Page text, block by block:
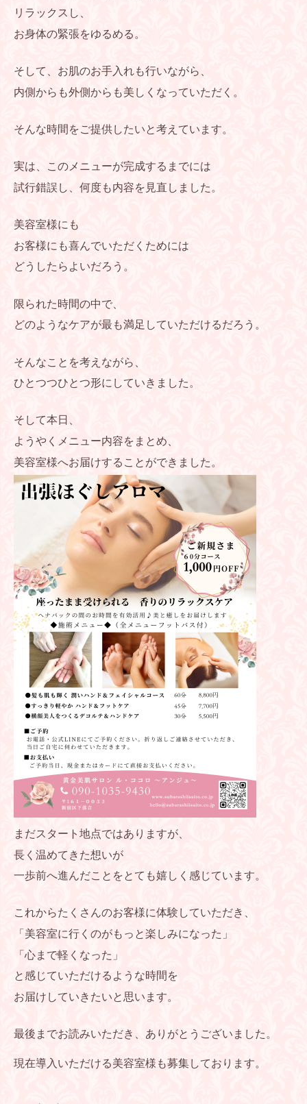
リラックスし、
お身体の緊張をゆるめる。
そして、お肌のお手入れも行いながら、
内側からも外側からも美しくなっていただく。
そんな時間をご提供したいと考えています。
実は、このメニューが完成するまでには
試行錯誤し、何度も内容を見直しました。
美容室様にも
お客様にも喜んでいただくためには
どうしたらよいだろう。
限られた時間の中で、
どのようなケアが最も満足していただけるだろう。
そんなことを考えながら、
ひとつつひとつ形にしていきました。
そして本日、
ようやくメニュー内容をまとめ、
美容室様へお届けすることができました。
まだスタート地点ではありますが、
長く温めてきた想いが
一歩前へ進んだことをとても嬉しく感じています。
これからたくさんのお客様に体験していただき、
「美容室に行くのがもっと楽しみになった」
「心まで軽くなった」
と感じていただけるような時間を
お届けしていきたいと思います。
最後までお読みいただき、ありがとうございました。
現在導入いただける美容室様も募集しております。